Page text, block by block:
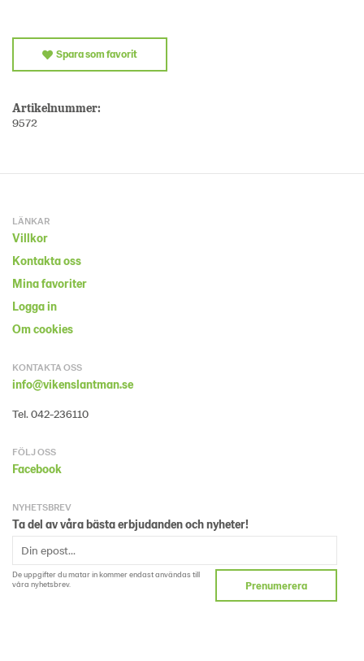
Spara som favorit
Artikelnummer:
9572
LÄNKAR
Villkor
Kontakta oss
Mina favoriter
Logga in
Om cookies
KONTAKTA OSS
info@vikenslantman.se
Tel. 042-236110
FÖLJ OSS
Facebook
NYHETSBREV
Ta del av våra bästa erbjudanden och nyheter!
De uppgifter du matar in kommer endast användas till
våra nyhetsbrev.
Prenumerera